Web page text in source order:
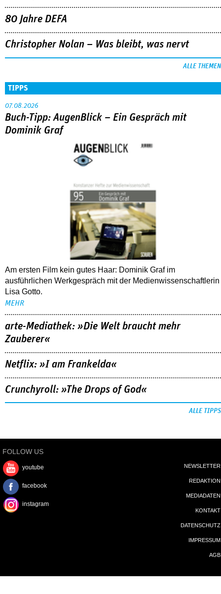
80 Jahre DEFA
Christopher Nolan – Was bleibt, was nervt
ALLE THEMEN
TIPPS
07.08.2026
Buch-Tipp: AugenBlick – Ein Gespräch mit
Dominik Graf
Am ersten Film kein gutes Haar: Dominik Graf im
ausführlichen Werkgespräch mit der Medienwissenschaftlerin
Lisa Gotto.
MEHR
arte-Mediathek: »Die Welt braucht mehr
Zauberer«
Netflix: »I am Frankelda«
Crunchyroll: »The Drops of God«
ALLE TIPPS
FOLLOW US
youtube
facebook
instagram
NEWSLETTER
REDAKTION
MEDIADATEN
KONTAKT
DATENSCHUTZ
IMPRESSUM
AGB